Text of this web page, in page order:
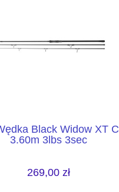
Black Widow XT
3.60m 3lbs 3sec
269,00 zł